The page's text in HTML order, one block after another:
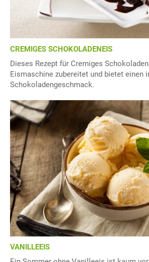
CREMIGES SCHOKOLADENEIS
Dieses Rezept für Cremiges
Eismaschine zubereitet und bietet einen
Schokoladengeschmack.
VANILLEEIS